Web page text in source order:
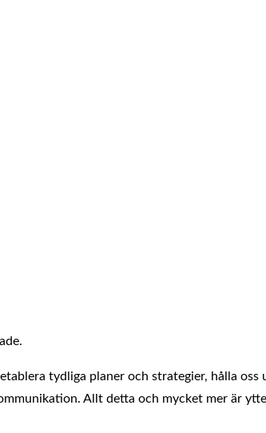
tydliga planer och strategier, hålla
Allt detta och mycket mer är